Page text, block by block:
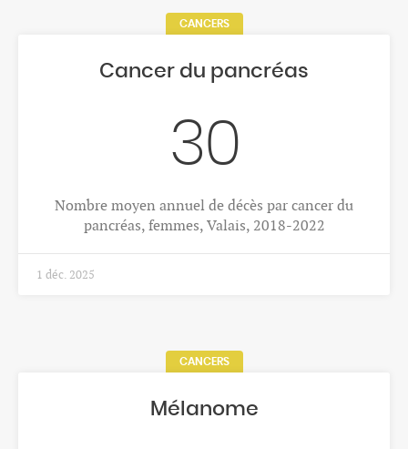
FINANCEMENT
Subventionnement des services
1.35mios CHF
Subventionnement public aux SMUR, 2024
21 janv. 2026
STRUCTURES MÉDICO-SOCIALES
Personnel des établissements